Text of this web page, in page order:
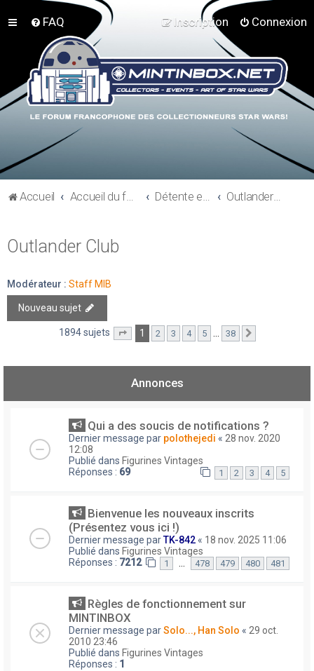
FAQ Connexion
Inscription
Accueil Accueil du forum Détente et communauté Mint In Box Outlander Club
Outlander Club
Modérateur : Staff MIB
Nouveau sujet
1894 sujets Page sur38
1 2 3 4 5 … 38
Annonces
Qui a des soucis de notifications ?
Dernier message par polothejedi « 28 nov. 2020
12:08
Publié dans Figurines Vintages
Réponses : 69 1 2 3 4 5
Bienvenue les nouveaux inscrits
(Présentez vous ici !)
Dernier message parTK-842 « 18 nov. 2025 11:06
Publié dans Figurines Vintages
Réponses : 7212 1 … 478 479 480 481
Règles de fonctionnement sur
MINTINBOX
Dernier message parSolo..., Han Solo « 29 oct.
2010 23:46
Publié dans Figurines Vintages
Réponses : 1